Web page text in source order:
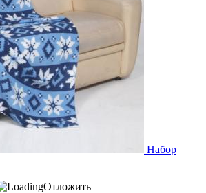
Набор
Отложить